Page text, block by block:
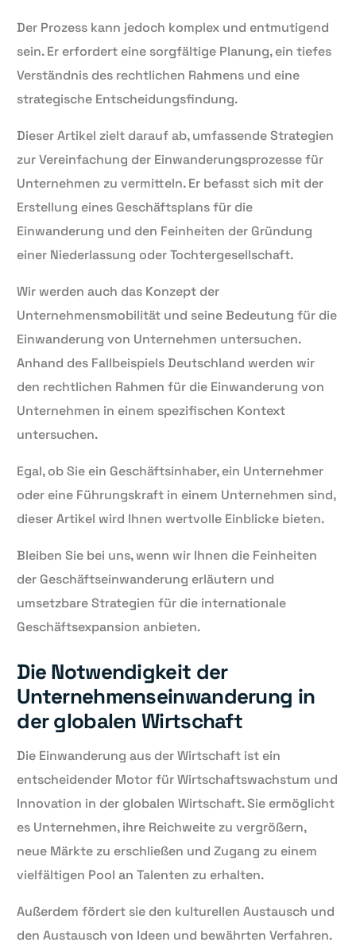
Der Prozess kann jedoch komplex und entmutigend
sein. Er erfordert eine sorgfältige Planung, ein tiefes
Verständnis des rechtlichen Rahmens und eine
strategische Entscheidungsfindung.
Dieser Artikel zielt darauf ab, umfassende Strategien
zur Vereinfachung der Einwanderungsprozesse für
Unternehmen zu vermitteln. Er befasst sich mit der
Erstellung eines Geschäftsplans für die
Einwanderung und den Feinheiten der Gründung
einer Niederlassung oder Tochtergesellschaft.
Wir werden auch das Konzept der
Unternehmensmobilität und seine Bedeutung für die
Einwanderung von Unternehmen untersuchen.
Anhand des Fallbeispiels Deutschland werden wir
den rechtlichen Rahmen für die Einwanderung von
Unternehmen in einem spezifischen Kontext
untersuchen.
Egal, ob Sie ein Geschäftsinhaber, ein Unternehmer
oder eine Führungskraft in einem Unternehmen sind,
dieser Artikel wird Ihnen wertvolle Einblicke bieten.
Bleiben Sie bei uns, wenn wir Ihnen die Feinheiten
der Geschäftseinwanderung erläutern und
umsetzbare Strategien für die internationale
Geschäftsexpansion anbieten.
Die Notwendigkeit der
Unternehmenseinwanderung in
der globalen Wirtschaft
Die Einwanderung aus der Wirtschaft ist ein
entscheidender Motor für Wirtschaftswachstum und
Innovation in der globalen Wirtschaft. Sie ermöglicht
es Unternehmen, ihre Reichweite zu vergrößern,
neue Märkte zu erschließen und Zugang zu einem
vielfältigen Pool an Talenten zu erhalten.
Außerdem fördert sie den kulturellen Austausch und
den Austausch von Ideen und bewährten Verfahren.